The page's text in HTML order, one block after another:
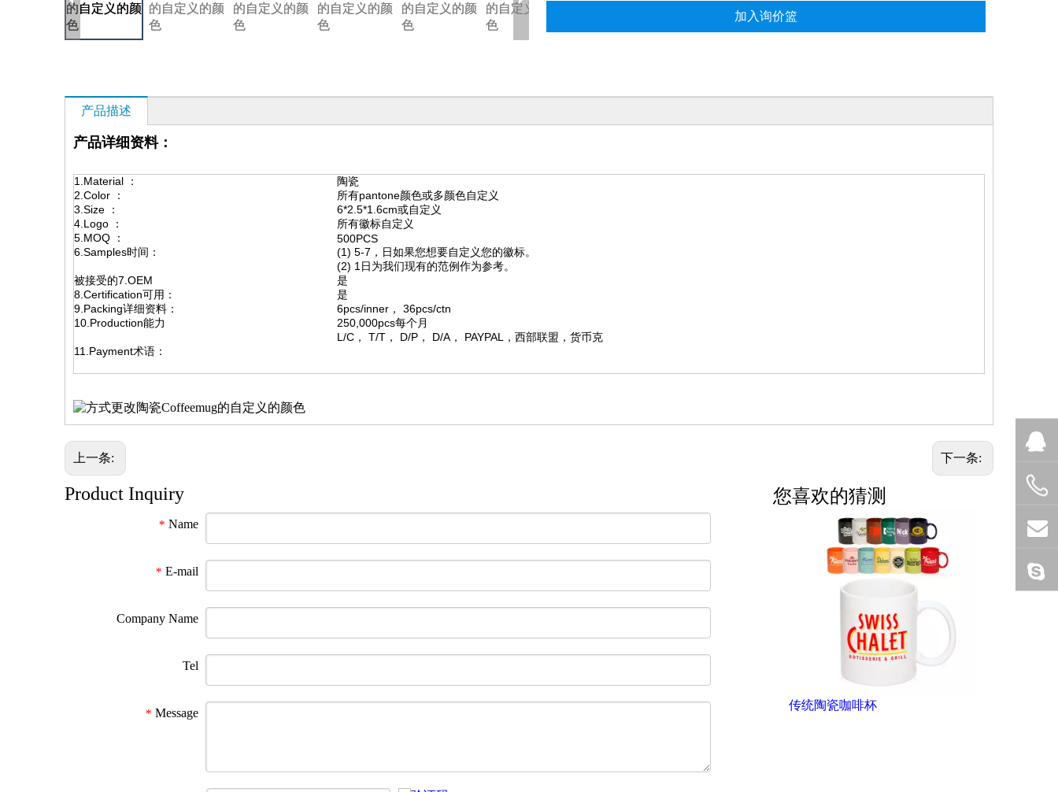
加入询价篮
产品描述
产品详细资料：
1.Material ：
陶瓷
2.Color ：
所有pantone颜色或多颜色自定义
3.Size ：
6*2.5*1.6cm或自定义
4.Logo ：
所有徽标自定义
5.MOQ ：
500PCS
6.Samples时间：
(1) 5-7，日如果您想要自定义您的徽标。
(2) 1日为我们现有的范例作为参考。
被接受的7.OEM
是
8.Certification可用：
是
9.Packing详细资料：
6pcs/inner， 36pcs/ctn
10.Production能力
250,000pcs每个月
11.Payment术语：
L/C， T/T， D/P， D/A， PAYPAL，西部联盟，货币克
上一条: 下一条:
Product Inquiry
* Name
* E-mail
Company Name
Tel
* Message
您喜欢的猜测
传统陶瓷咖啡杯